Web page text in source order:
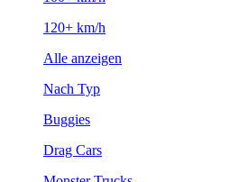
120+ km/h
Alle anzeigen
Nach Typ
Buggies
Drag Cars